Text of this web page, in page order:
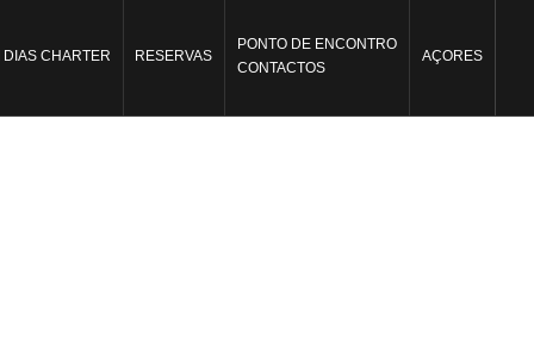
DIAS CHARTER RESERVAS
PONTO DE ENCONTRO
CONTACTOS
AÇORES